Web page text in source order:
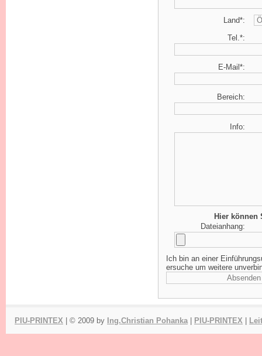
Land*:
Tel.*:
E-Mail*:
Bereich:
Info:
Hier können
Dateianhang:
Ich bin an einer
ersuche um weitere
PIU-PRINTEX | © 2009 by Ing.Christian Pohanka PIU-PRINTEX